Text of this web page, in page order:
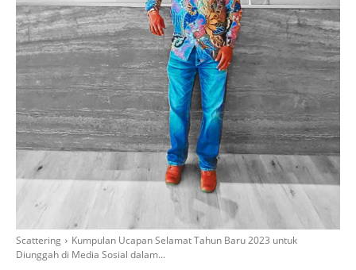
Scattering
Kumpulan Ucapan Selamat Tahun Baru 2023 untuk
Diunggah di Media Sosial dalam...